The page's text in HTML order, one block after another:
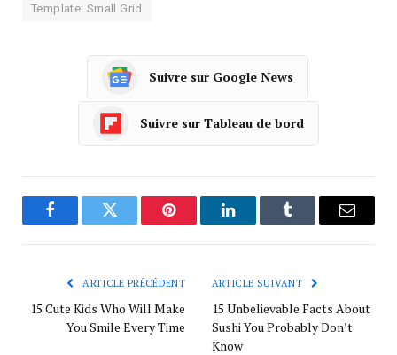
Template: Small Grid
Suivre sur Google News
Suivre sur Tableau de bord
FacebookTwitter Pinterest LinkedInTumblr
ARTICLE PRÉCÉDENT
15 Cute Kids Who Will Make
You Smile Every Time
ARTICLE SUIVANT
15 Unbelievable Facts About
Sushi You Probably Don’t
Know